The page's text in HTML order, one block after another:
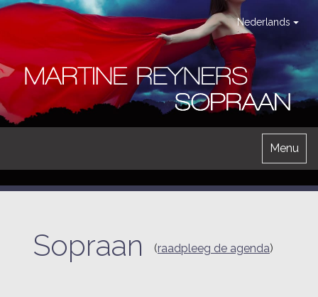
Nederlands
Menu
Sopraan (raadpleeg de agenda)